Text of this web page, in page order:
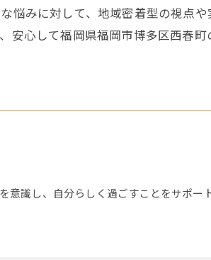
悩みに対して、地域密着型の視点や
安心して福岡県福岡市博多区西春町
意識し、自分らしく過ごすことをサポー